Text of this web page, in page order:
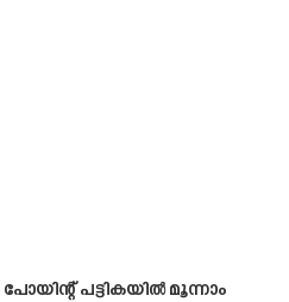
പട്ടികയിൽ മൂന്നാം